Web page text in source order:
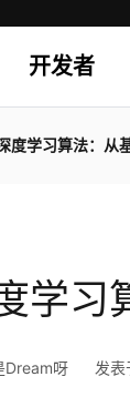
开发者
度学习算法：从
学习
Dream呀 发